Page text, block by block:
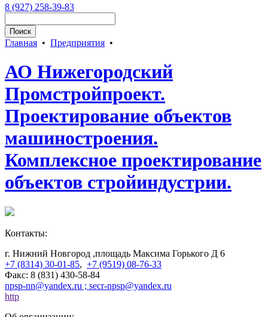
8 (927) 258-39-83
Главная • Предприятия •
АО Нижегородский
Промстройпроект.
Проектирование объектов
машиностроения.
Комплексное проектирование
объектов стройиндустрии.
Контакты:
г. Нижний Новгород ,площадь Максима Горького Д 6
+7 (8314) 30-01-85, +7 (9519) 08-76-33
Факс: 8 (831) 430-58-84
npsp-nn@yandex.ru ; secr-npsp@yandex.ru
http